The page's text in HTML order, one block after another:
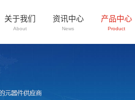
关于我们
About
资讯中心
News
产品中心
Product